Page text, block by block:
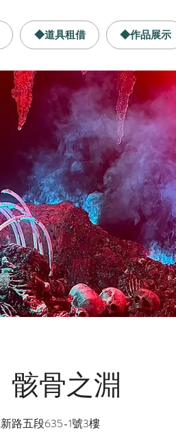
◆道具租借 ◆作品展示
骸骨之淵
路五段635-1號3樓